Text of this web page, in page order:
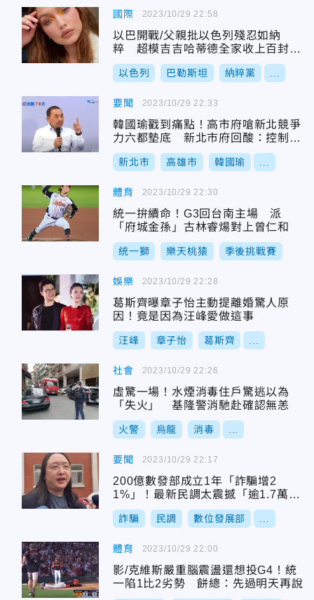
國際
以巴開戰/父親批以色列殘忍如納
粹 超模吉吉哈蒂德全家收上百封死
亡威脅
以色列 巴勒斯坦 納粹黨
2023/10/29 22:58
要聞
韓國瑜戳到痛點！高市府嗆新北競爭
力六都墊底 新北市府回酸：控制好
登革熱
新北市 高雄市 韓國瑜
2023/10/29 22:33
體育
統一拚續命！G3回台南主場 派
「府城金孫」古林睿煬對上曾仁和
統一獅 樂天桃猿 季後挑戰賽
2023/10/29 22:30
娛樂
葛斯齊曝章子怡主動提離婚驚人原
因！竟是因為汪峰愛做這事
汪峰 章子怡 葛斯齊
2023/10/29 22:28
社會
虛驚一場！水煙消毒住戶驚逃以為
「失火」 基隆警消馳赴確認無恙
火警 烏龍 消毒
2023/10/29 22:26
要聞
200億數發部成立1年「詐騙增2
1%」！最新民調太震撼「逾1.7萬網
友爆氣了」
詐騙 民調 數位發展部
2023/10/29 22:17
體育
影/克維斯嚴重腦震盪還想投G4！統
一陷1比2劣勢 餅總：先過明天再說
2023/10/29 22:00